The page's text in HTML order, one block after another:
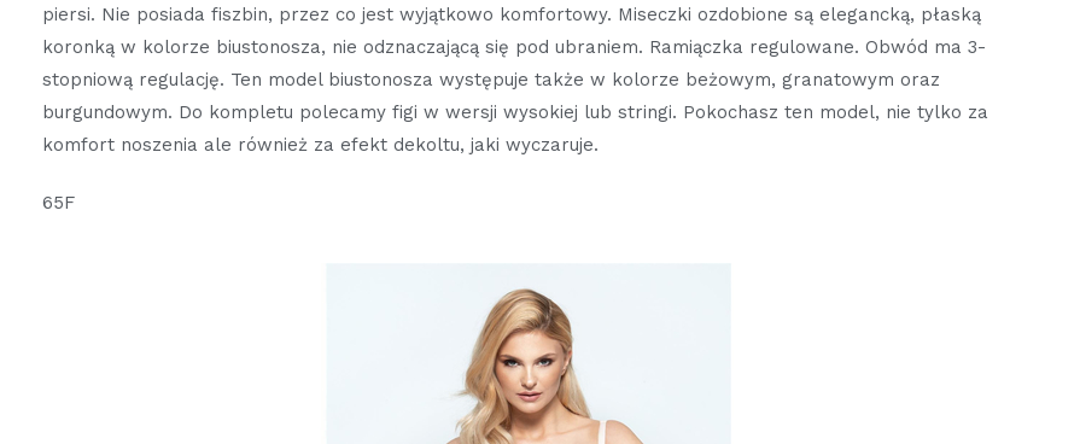
piersi. Nie posiada fiszbin, przez co jest wyjątkowo komfortowy. Miseczki ozdobione są elegancką, płaską
koronką w kolorze biustonosza, nie odznaczającą się pod ubraniem. Ramiączka regulowane. Obwód ma 3-
stopniową regulację. Ten model biustonosza występuje także w kolorze beżowym, granatowym oraz
burgundowym. Do kompletu polecamy figi w wersji wysokiej lub stringi. Pokochasz ten model, nie tylko za
komfort noszenia ale również za efekt dekoltu, jaki wyczaruje.
65F